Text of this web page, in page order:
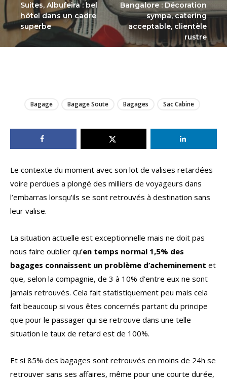
Suites, Albufeira : bel
hôtel dans un cadre
superbe
Bangalore : Décoration
sympa, catering
acceptable, clientèle
rustre
Bagage Bagage Soute Bagages Sac Cabine
Le contexte du moment avec son lot de valises retardées
voire perdues a plongé des milliers de voyageurs dans
l’embarras lorsqu’ils se sont retrouvés à destination sans
leur valise.
La situation actuelle est exceptionnelle mais ne doit pas
nous faire oublier qu’en temps normal 1,5% des
bagages connaissent un problème d’acheminement et
que, selon la compagnie, de 3 à 10% d’entre eux ne sont
jamais retrouvés. Cela fait statistiquement peu mais cela
fait beaucoup si vous êtes concernés partant du principe
que pour le passager qui se retrouve dans une telle
situation le taux de retard est de 100%.
Et si 85% des bagages sont retrouvés en moins de 24h se
retrouver sans ses affaires, même pour une courte durée,